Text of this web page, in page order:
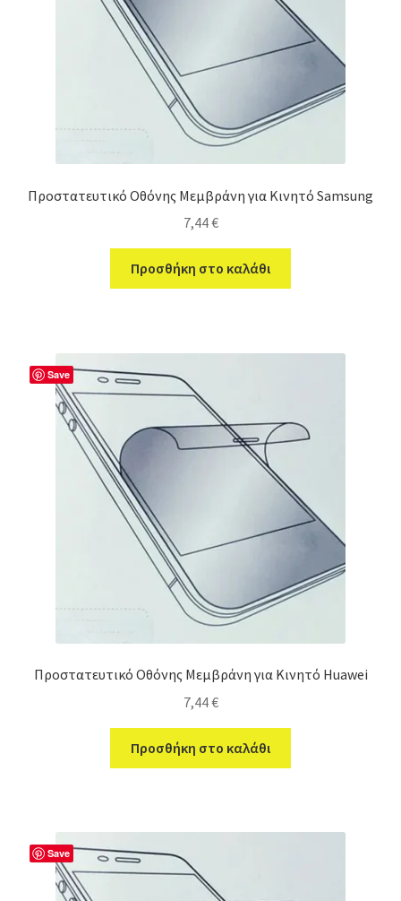
Προστατευτικό Οθόνης Μεμβράνη για Κινητό Samsung
7,44€
Προσθήκη στο καλάθι
Save
Προστατευτικό Οθόνης Μεμβράνη για Κινητό Huawei
7,44€
Προσθήκη στο καλάθι
Save